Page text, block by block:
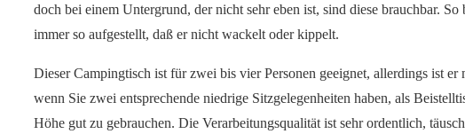
doch bei einem Untergrund, der nicht sehr eben ist, sind diese brauchbar.
immer so aufgestellt, daß er nicht wackelt oder kippelt.
Dieser Campingtisch ist für zwei bis vier Personen geeignet, allerdings ist er
wenn Sie zwei entsprechende niedrige Sitzgelegenheiten haben, als
Höhe gut zu gebrauchen. Die Verarbeitungsqualität ist sehr ordentlich,